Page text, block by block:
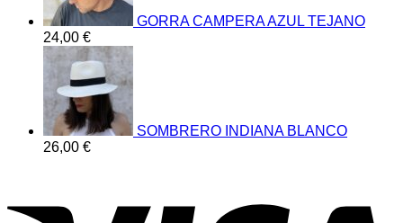
GORRA CAMPERA AZUL TEJANO
24,00 €
SOMBRERO INDIANA BLANCO
26,00 €